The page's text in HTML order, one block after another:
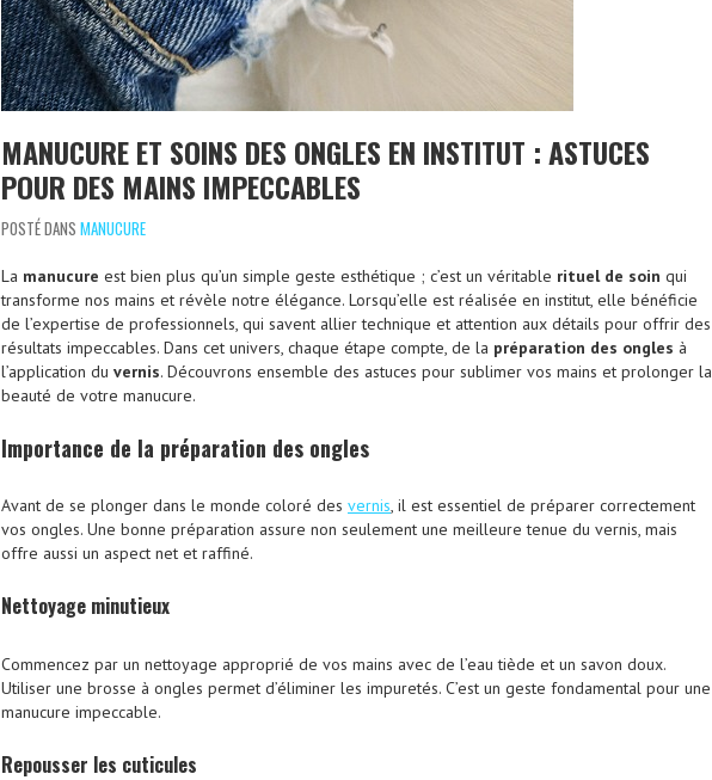
MANUCURE ET SOINS DES ONGLES EN INSTITUT : ASTUCES
POUR DES MAINS IMPECCABLES
POSTÉ DANS MANUCURE
La manucure est bien plus qu’un simple geste esthétique ; c’est un véritable rituel de soin qui
transforme nos mains et révèle notre élégance. Lorsqu’elle est réalisée en institut, elle bénéficie
de l’expertise de professionnels, qui savent allier technique et attention aux détails pour offrir des
résultats impeccables. Dans cet univers, chaque étape compte, de la préparation des ongles à
l’application du vernis. Découvrons ensemble des astuces pour sublimer vos mains et prolonger la
beauté de votre manucure.
Importance de la préparation des ongles
Avant de se plonger dans le monde coloré des vernis, il est essentiel de préparer correctement
vos ongles. Une bonne préparation assure non seulement une meilleure tenue du vernis, mais
offre aussi un aspect net et raffiné.
Nettoyage minutieux
Commencez par un nettoyage approprié de vos mains avec de l’eau tiède et un savon doux.
Utiliser une brosse à ongles permet d’éliminer les impuretés. C’est un geste fondamental pour une
manucure impeccable.
Repousser les cuticules